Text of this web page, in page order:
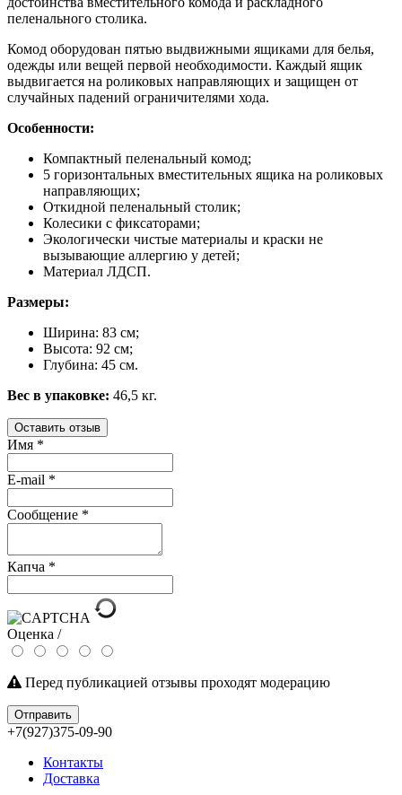
пеленального столика.
Комод оборудован пятью выдвижными ящиками для белья,
одежды или вещей первой необходимости. Каждый ящик
выдвигается на роликовых направляющих и защищен от
случайных падений ограничителями хода.
Особенности:
Компактный пеленальный комод;
5 горизонтальных вместительных ящика на роликовых
направляющих;
Откидной пеленальный столик;
Колесики с фиксаторами;
Экологически чистые материалы и краски не
вызывающие аллергию у детей;
Материал ЛДСП.
Размеры:
Ширина: 83 см;
Высота: 92 см;
Глубина: 45 см.
Вес в упаковке: 46,5 кг.
Оставить отзыв
Имя *
E-mail *
Сообщение *
Капча *
Оценка /
Перед публикацией отзывы проходят модерацию
Отправить
+7(927)375-09-90
Контакты
Доставка